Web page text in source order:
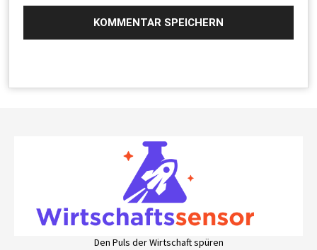
Den Puls der Wirtschaft spüren